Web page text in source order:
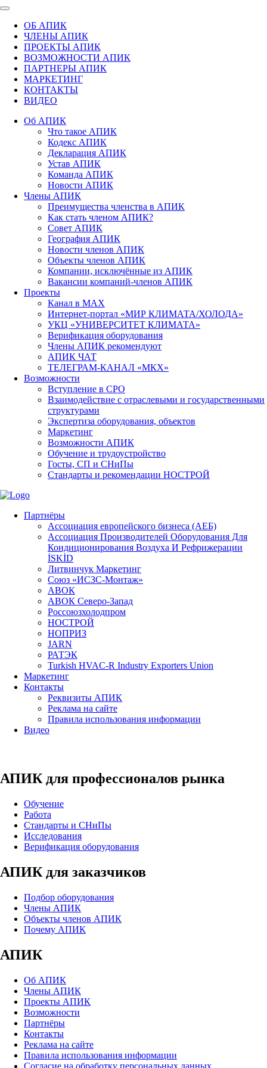
ОБ АПИК
ЧЛЕНЫ АПИК
ПРОЕКТЫ АПИК
ВОЗМОЖНОСТИ АПИК
ПАРТНЕРЫ АПИК
МАРКЕТИНГ
КОНТАКТЫ
ВИДЕО
Об АПИК
Что такое АПИК
Кодекс АПИК
Декларация АПИК
Устав АПИК
Команда АПИК
Новости АПИК
Члены АПИК
Преимущества членства в АПИК
Как стать членом АПИК?
Совет АПИК
География АПИК
Новости членов АПИК
Объекты членов АПИК
Компании, исключённые из АПИК
Вакансии компаний-членов АПИК
Проекты
Канал в MAX
Интернет-портал «МИР КЛИМАТА/ХОЛОДА»
УКЦ «УНИВЕРСИТЕТ КЛИМАТА»
Верификация оборудования
Члены АПИК рекомендуют
АПИК ЧАТ
ТЕЛЕГРАМ-КАНАЛ «МКХ»
Возможности
Вступление в СРО
Взаимодействие с отраслевыми и государственными
структурами
Экспертиза оборудования, объектов
Маркетинг
Возможности АПИК
Обучение и трудоустройство
Госты, СП и СНиПы
Стандарты и рекомендации НОСТРОЙ
Партнёры
Ассоциация европейского бизнеса (АЕБ)
Aссоциация Производителей Оборудования Для
Кондиционирования Воздуха И Рефрижерации
İSKİD
Литвинчук Маркетинг
Союз «ИСЗС-Монтаж»
АВОК
АВОК Северо-Запад
Россоюзхолодпром
НОСТРОЙ
НОПРИЗ
JARN
РАТЭК
Turkish HVAC-R Industry Exporters Union
Маркетинг
Контакты
Реквизиты АПИК
Реклама на сайте
Правила использования информации
Видео
АПИК для профессионалов рынка
Обучение
Работа
Стандарты и СНиПы
Исследования
Верификация оборудования
АПИК для заказчиков
Подбор оборудования
Члены АПИК
Объекты членов АПИК
Почему АПИК
АПИК
Об АПИК
Члены АПИК
Проекты АПИК
Возможности
Партнёры
Контакты
Реклама на сайте
Правила использования информации
Согласие на обработку персональных данных